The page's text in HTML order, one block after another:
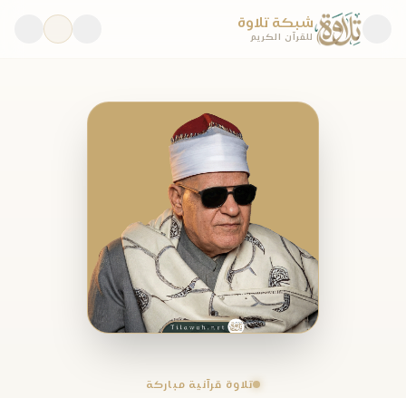
شبكة تلاوة
للقرآن الكريم
تلاوة قرآنية مباركة